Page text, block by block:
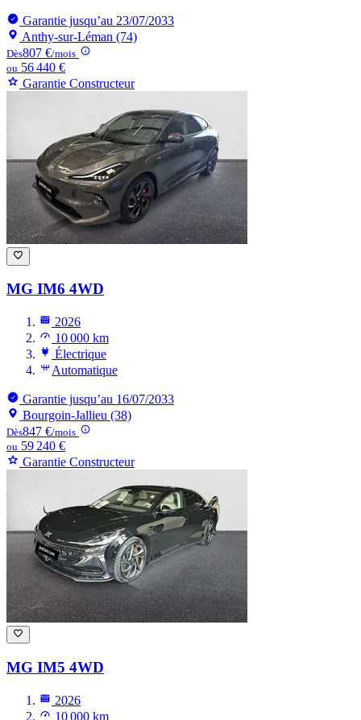
Garantie jusqu’au 23/07/2033
Anthy-sur-Léman (74)
Dès807 €/mois
ou 56 440 €
Garantie Constructeur
MG IM6 4WD
2026
10 000 km
Électrique
Automatique
Garantie jusqu’au 16/07/2033
Bourgoin-Jallieu (38)
Dès847 €/mois
ou 59 240 €
Garantie Constructeur
MG IM5 4WD
2026
10 000 km